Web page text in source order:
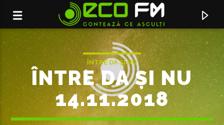
ÎNTRE DA ȘI NU
ÎNTRE DA ȘI NU
14.11.2018